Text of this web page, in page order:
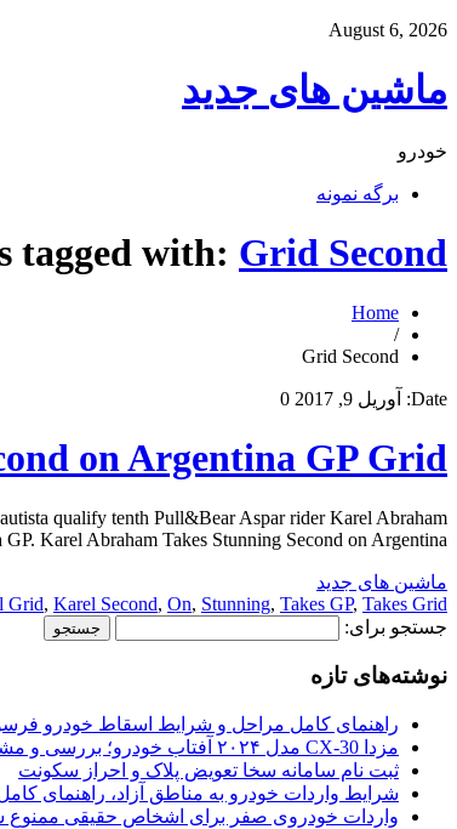
August 6, 2026
ماشین های جدید
خودرو
برگه نمونه
tagged with: Grid Second
Home
/
Grid Second
Date: آوریل 9, 2017 0
on Argentina GP Grid
qualify tenth Pull&Bear Aspar rider Karel Abraham
Karel Abraham Takes Stunning Second on Argentina […]
ماشین های جدید
Grid, Karel Second, On, Stunning, Takes GP, Takes Grid
جستجو برای:
نوشته‌های تازه
راهنمای کامل مراحل و شرایط اسقاط خودرو فرسوده (14
مزدا CX-30 مدل ۲۰۲۴ آفتاب خودرو؛ بررسی و مشخصات فنی
ثبت نام سامانه سخا تعویض پلاک و احراز سکونت
شرایط واردات خودرو به مناطق آزاد، راهنمای
واردات خودروی صفر برای اشخاص حقیقی ممنوع